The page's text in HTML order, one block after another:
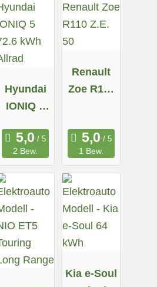
Hyundai
IONIQ 5
Allrad
2 Bew.
Renault
Zoe R110
1 Bew.
Kia e-Soul